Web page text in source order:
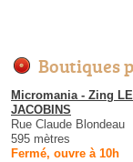
Boutiques
Micromania - Zing
JACOBINS
Rue Claude Blondeau
595 mètres
Fermé, ouvre à 10h